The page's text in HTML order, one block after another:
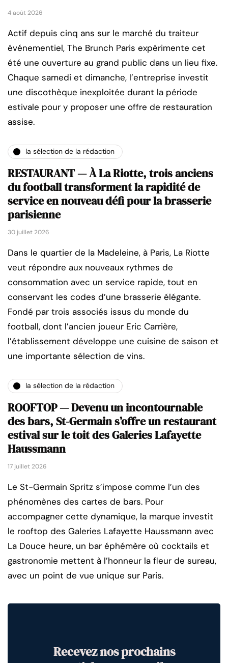
4 août 2026
Actif depuis cinq ans sur le marché du traiteur
événementiel, The Brunch Paris expérimente cet
été une ouverture au grand public dans un lieu fixe.
Chaque samedi et dimanche, l’entreprise investit
une discothèque inexploitée durant la période
estivale pour y proposer une offre de restauration
assise.
la sélection de la rédaction
RESTAURANT — À La Riotte, trois anciens
du football transforment la rapidité de
service en nouveau défi pour la brasserie
parisienne
30 juillet 2026
Dans le quartier de la Madeleine, à Paris, La Riotte
veut répondre aux nouveaux rythmes de
consommation avec un service rapide, tout en
conservant les codes d’une brasserie élégante.
Fondé par trois associés issus du monde du
football, dont l’ancien joueur Eric Carrière,
l’établissement développe une cuisine de saison et
une importante sélection de vins.
la sélection de la rédaction
ROOFTOP — Devenu un incontournable
des bars, St-Germain s’offre un restaurant
estival sur le toit des Galeries Lafayette
Haussmann
17 juillet 2026
Le St-Germain Spritz s’impose comme l’un des
phénomènes des cartes de bars. Pour
accompagner cette dynamique, la marque investit
le rooftop des Galeries Lafayette Haussmann avec
La Douce heure, un bar éphémère où cocktails et
gastronomie mettent à l’honneur la fleur de sureau,
avec un point de vue unique sur Paris.
Recevez nos prochains